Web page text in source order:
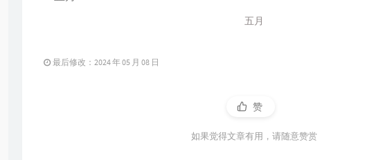
五月
最后修改：2024 年 05 月 08 日
赞
如果觉得文章有用，请随意赞赏